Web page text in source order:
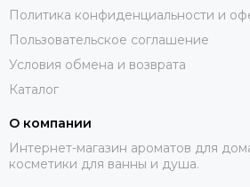
Политика конфиденциальности и
Пользовательское соглашение
Условия обмена и возврата
Каталог
О компании
Интернет-магазин ароматов для
косметики для ванны и душа.